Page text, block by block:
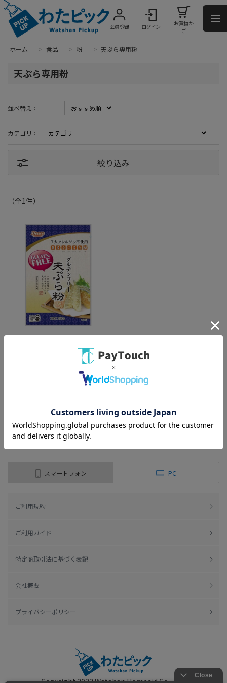
会員登録 ログイン
お買物か
ご
ホーム > 食品 > 粉 > 天ぷら専用粉
天ぷら専用粉
並べ替え：
カテゴリ：
絞り込み
（全1件）
グルテンフリー天ぷら粉 [1袋]
在庫：○
（全1件）
スマートフォン PC
ご利用規約
ご利用ガイド
特定商取引法に基づく表記
会社概要
プライバシーポリシー